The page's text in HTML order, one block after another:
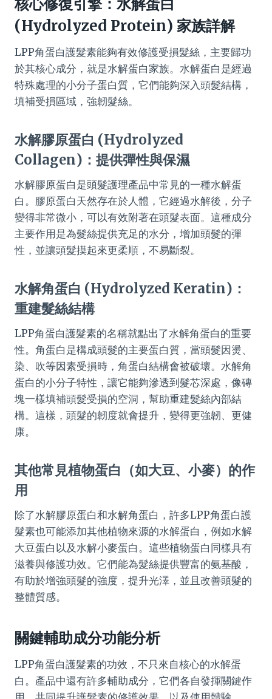
核心修復引擎：水解蛋白
(Hydrolyzed Protein) 家族詳解
LPP角蛋白護髮素能夠有效修護受損髮絲，主要歸功
於其核心成分，就是水解蛋白家族。水解蛋白是經過
特殊處理的小分子蛋白質，它們能夠深入頭髮結構，
填補受損區域，強韌髮絲。
水解膠原蛋白 (Hydrolyzed
Collagen)：提供彈性與保濕
水解膠原蛋白是頭髮護理產品中常見的一種水解蛋
白。膠原蛋白天然存在於人體，它經過水解後，分子
變得非常微小，可以有效附著在頭髮表面。這種成分
主要作用是為髮絲提供充足的水分，增加頭髮的彈
性，並讓頭髮摸起來更柔順，不易斷裂。
水解角蛋白 (Hydrolyzed Keratin)：
重建髮絲結構
LPP角蛋白護髮素的名稱就點出了水解角蛋白的重要
性。角蛋白是構成頭髮的主要蛋白質，當頭髮因燙、
染、吹等因素受損時，角蛋白結構會被破壞。水解角
蛋白的小分子特性，讓它能夠滲透到髮芯深處，像磚
塊一樣填補頭髮受損的空洞，幫助重建髮絲內部結
構。這樣，頭髮的韌度就會提升，變得更強韌、更健
康。
其他常見植物蛋白（如大豆、小麥）的作
用
除了水解膠原蛋白和水解角蛋白，許多LPP角蛋白護
髮素也可能添加其他植物來源的水解蛋白，例如水解
大豆蛋白以及水解小麥蛋白。這些植物蛋白同樣具有
滋養與修護功效。它們能為髮絲提供豐富的氨基酸，
有助於增強頭髮的強度，提升光澤，並且改善頭髮的
整體質感。
關鍵輔助成分功能分析
LPP角蛋白護髮素的功效，不只來自核心的水解蛋
白。產品中還有許多輔助成分，它們各自發揮關鍵作